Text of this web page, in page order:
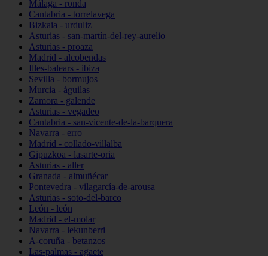
Málaga - ronda
Cantabria - torrelavega
Bizkaia - urduliz
Asturias - san-martín-del-rey-aurelio
Asturias - proaza
Madrid - alcobendas
Illes-balears - ibiza
Sevilla - bormujos
Murcia - águilas
Zamora - galende
Asturias - vegadeo
Cantabria - san-vicente-de-la-barquera
Navarra - erro
Madrid - collado-villalba
Gipuzkoa - lasarte-oria
Asturias - aller
Granada - almuñécar
Pontevedra - vilagarcía-de-arousa
Asturias - soto-del-barco
León - león
Madrid - el-molar
Navarra - lekunberri
A-coruña - betanzos
Las-palmas - agaete